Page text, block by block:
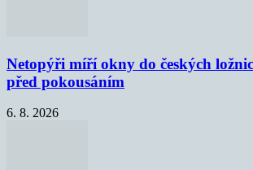
Netopýři míří okny do českých
před pokousáním
6. 8. 2026